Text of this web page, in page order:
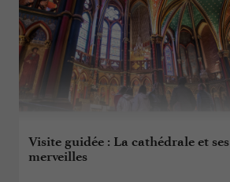
Visite guidée : La cathédrale et ses
merveilles